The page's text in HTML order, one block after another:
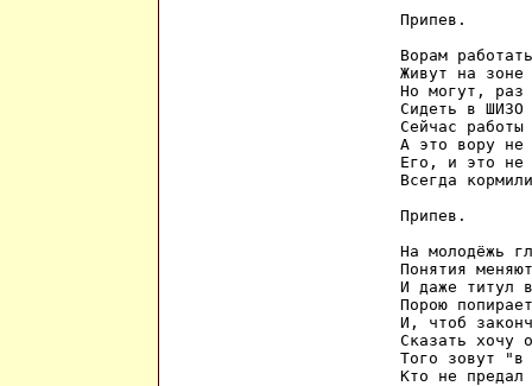
Припев.
Ворам
Живут на зоне
Но могут, раз
Сидеть в ШИЗО
Сейчас
А это вору
Его, и это не
Всегда
Припев.
На молодёжь
Понятия
И даже титул
Порою
И, чтоб
Сказать хочу
Того зовут "в
Кто не предал